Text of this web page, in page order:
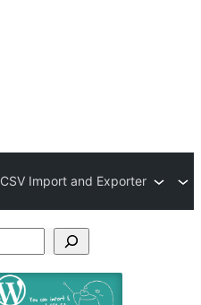
CSV Import and Exporter